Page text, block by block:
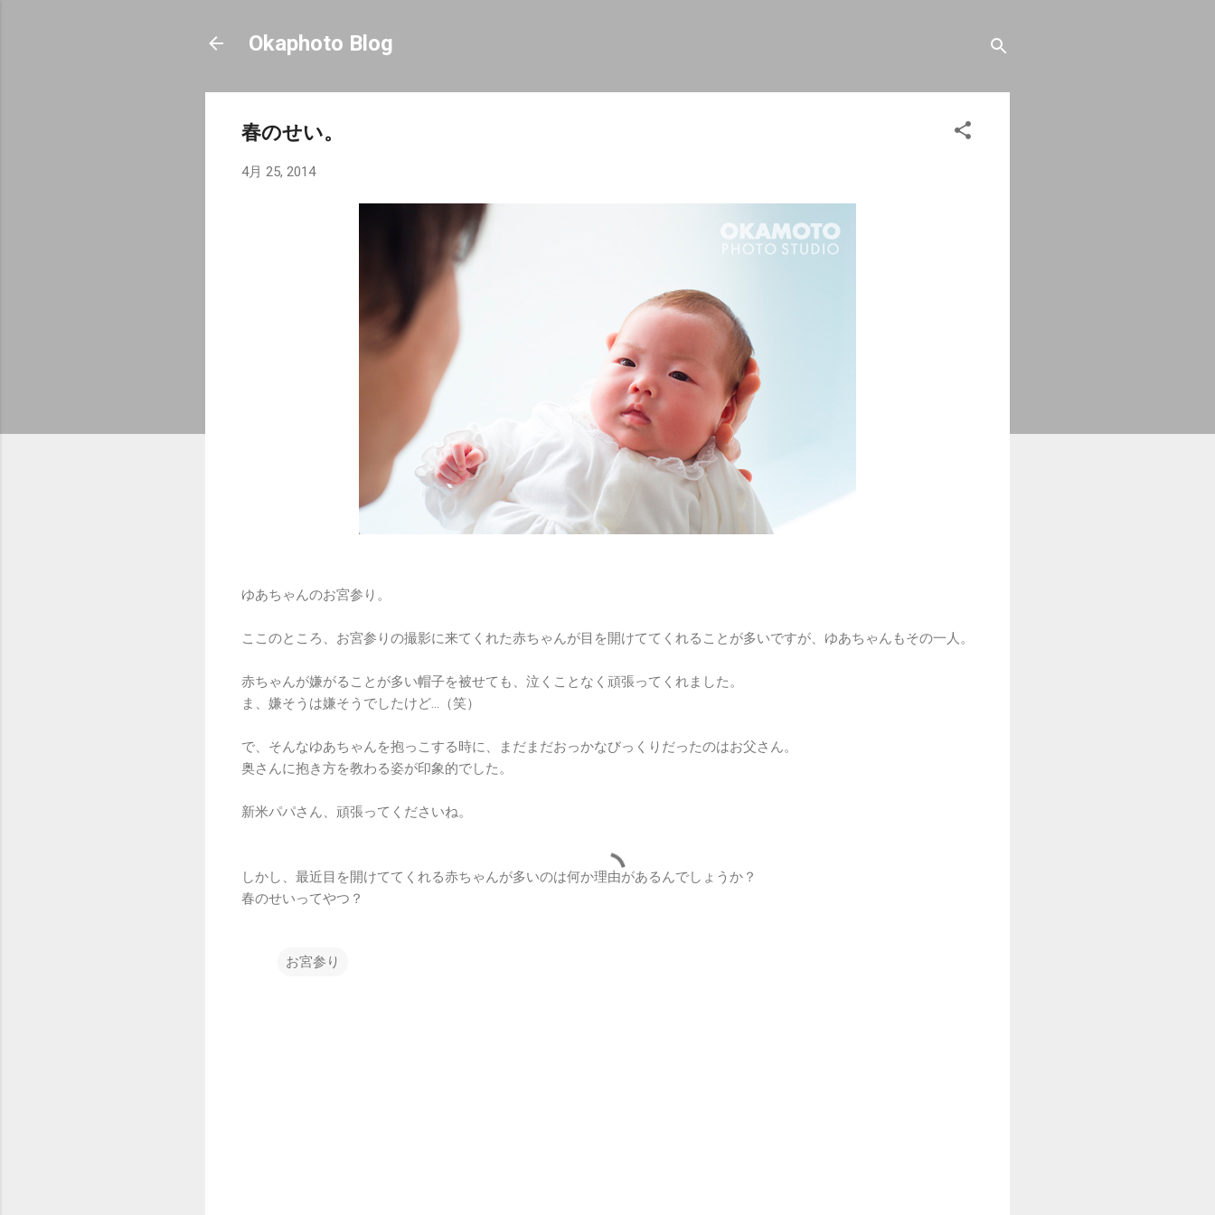
Okaphoto Blog
春のせい。
4月 25, 2014
ゆあちゃんのお宮参り。
ここのところ、お宮参りの撮影に来てくれた赤ちゃんが目を開けててくれることが多いですが、ゆあちゃんもその一人。
赤ちゃんが嫌がることが多い帽子を被せても、泣くことなく頑張ってくれました。
ま、嫌そうは嫌そうでしたけど…（笑）
で、そんなゆあちゃんを抱っこする時に、まだまだおっかなびっくりだったのはお父さん。
奥さんに抱き方を教わる姿が印象的でした。
新米パパさん、頑張ってくださいね。
しかし、最近目を開けててくれる赤ちゃんが多いのは何か理由があるんでしょうか？
春のせいってやつ？
お宮参り